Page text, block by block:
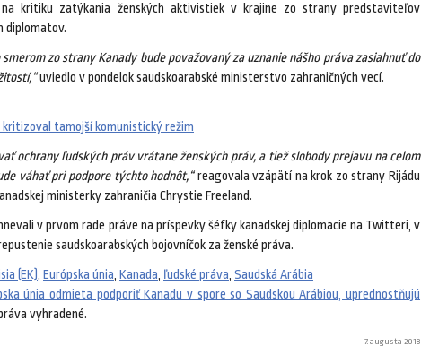
kritiku zatýkania ženských aktivistiek v krajine zo strany predstaviteľov
diplomatov.
zo strany Kanady bude považovaný za uznanie nášho práva zasiahnuť do
uviedlo v pondelok saudskoarabské ministerstvo zahraničných vecí.
tamojší komunistický režim
ochrany ľudských práv vrátane ženských práv, a tiež slobody prejavu na celom
váhať pri podpore týchto hodnôt,“reagovala vzápätí na krok zo strany Rijádu
ministerky zahraničia Chrystie Freeland.
v prvom rade práve na príspevky šéfky kanadskej diplomacie na Twitteri, v
saudskoarabských bojovníčok za ženské práva.
(EK), Európska únia, Kanada, ľudské práva, Saudská Arábia
únia odmieta podporiť Kanadu v spore so Saudskou Arábiou, uprednostňujú
vyhradené.
7. augusta 2018